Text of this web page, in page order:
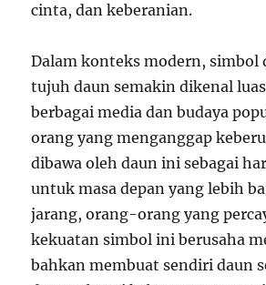
cinta, dan keberanian.
Dalam konteks modern, simbol
tujuh daun semakin dikenal
berbagai media dan budaya
orang yang menganggap
dibawa oleh daun ini sebagai
untuk masa depan yang lebih
jarang, orang-orang yang
kekuatan simbol ini berusaha
bahkan membuat sendiri daun